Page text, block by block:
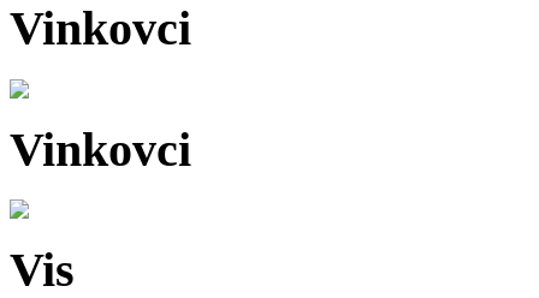
Vinkovci
Vinkovci
Vis